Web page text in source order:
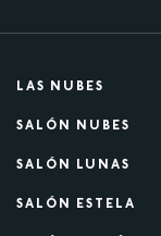
LAS NUBES
SALÓN NUBES
SALÓN LUNAS
SALÓN ESTELA